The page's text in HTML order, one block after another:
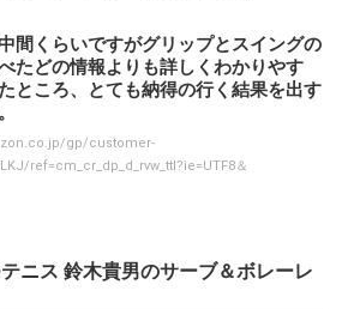
間くらいですがグリップとスイングの
たどの情報よりも詳しくわかりやす
ところ、とても納得の行く結果を出す
gp/customer-
ref=cm_cr_dp_d_rvw_ttl?ie=UTF8＆
ニス 鈴木貴男のサーブ＆ボレーレ